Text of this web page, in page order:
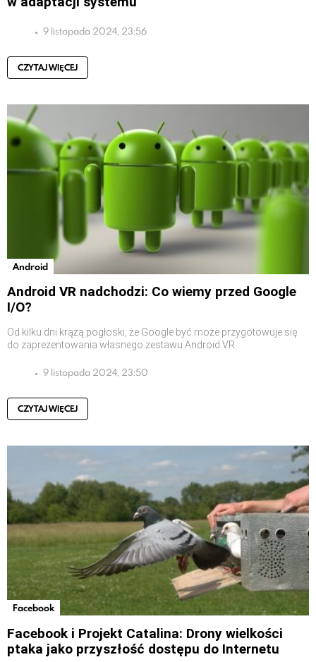
9 listopada 2024, 23:56
CZYTAJ WIĘCEJ
Android
Android VR nadchodzi: Co wiemy przed Google
I/O?
Od kilku dni krążą pogłoski, że Google być może przygotowuje się
do zaprezentowania własnego zestawu Android VR
9 listopada 2024, 23:50
CZYTAJ WIĘCEJ
Facebook
Facebook i Projekt Catalina: Drony wielkości
ptaka jako przyszłość dostępu do Internetu